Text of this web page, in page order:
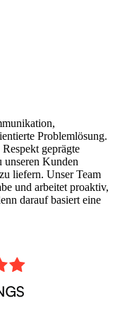
Problemlösung.
geprägte
unseren Kunden
liefern. Unser Team
und arbeitet proaktiv,
darauf basiert eine